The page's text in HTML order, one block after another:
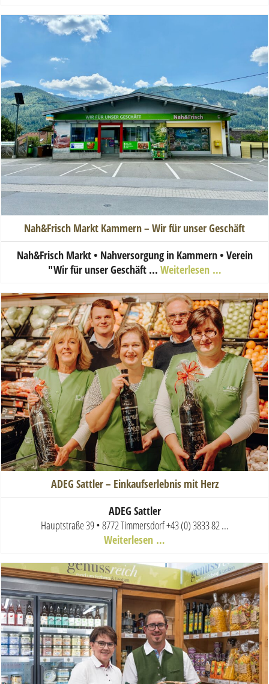
Nah&Frisch Markt Kammern – Wir für unser Geschäft
Nah&Frisch Markt • Nahversorgung in Kammern • Verein
"Wir für unser Geschäft ... Weiterlesen …
ADEG Sattler – Einkaufserlebnis mit Herz
ADEG Sattler
Hauptstraße 39 • 8772 Timmersdorf+43 (0) 3833 82 ...
Weiterlesen …